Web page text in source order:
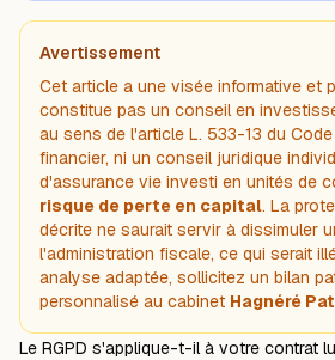
Avertissement
Cet article a une visée informative et
constitue pas un conseil en
au sens de l'article L. 533-13 du
financier, ni un conseil juridique
d'assurance vie investi en unités de
risque de perte en capital. La
décrite ne saurait servir à dissimuler
l'administration fiscale, ce qui serait
analyse adaptée, sollicitez un bilan
personnalisé au cabinet Hagnéré
Le RGPD s'applique-t-il à votre contrat